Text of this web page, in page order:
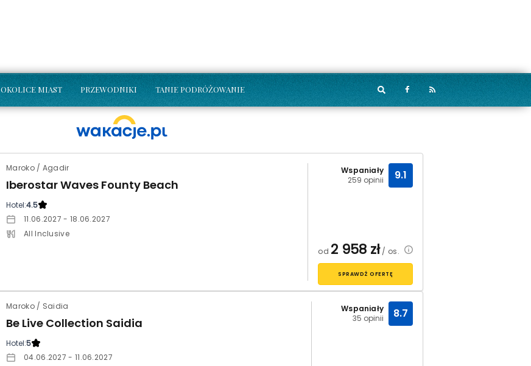
OKOLICE MIAST PRZEWODNIKI TANIE PODRÓŻOWANIE
Maroko / Agadir
Iberostar Waves Founty Beach
Hotel:4.5
11.06.2027 - 18.06.2027
All Inclusive
Wspaniały
259 opinii
9.1
od 2 958 zł/ os.
SPRAWDŹ OFERTĘ
Maroko / Saidia
Be Live Collection Saidia
Hotel:5
04.06.2027 - 11.06.2027
Wspaniały
35 opinii
8.7